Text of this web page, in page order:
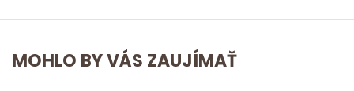
MOHLO BY VÁS ZAUJÍMAŤ